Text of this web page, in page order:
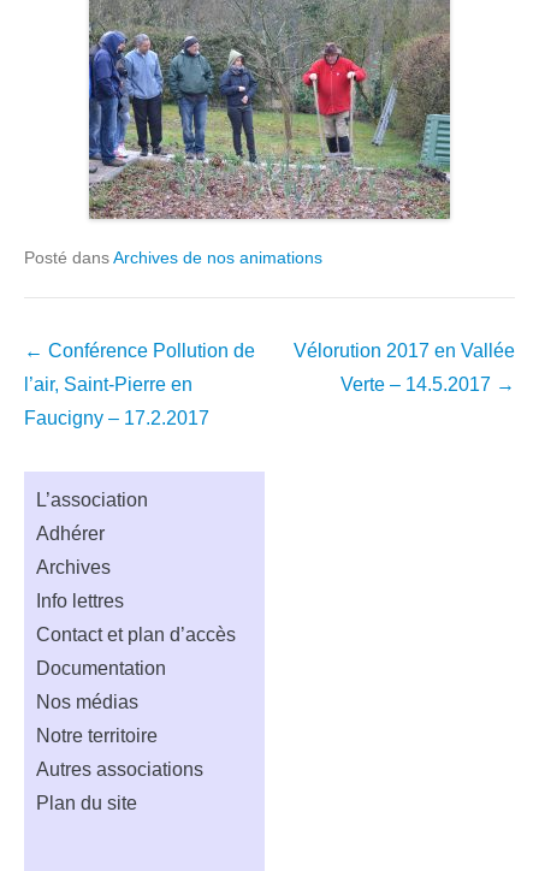
Posté dansArchives de nos animations
Navigation
dans
les
← Conférence Pollution de
l’air, Saint-Pierre en
Faucigny – 17.2.2017
Vélorution 2017 en Vallée
Verte – 14.5.2017 →
L’association
Adhérer
Archives
Info lettres
Contact et plan d’accès
Documentation
Nos médias
Notre territoire
Autres associations
Plan du site